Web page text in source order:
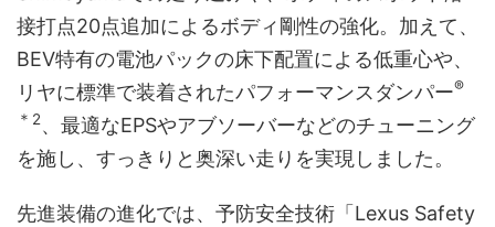
接打点20点追加によるボディ剛性の強化。加えて、
BEV特有の電池パックの床下配置による低重心や、
リヤに標準で装着されたパフォーマンスダンパー®
＊2、最適なEPSやアブソーバーなどのチューニング
を施し、すっきりと奥深い走りを実現しました。
先進装備の進化では、予防安全技術「Lexus Safety